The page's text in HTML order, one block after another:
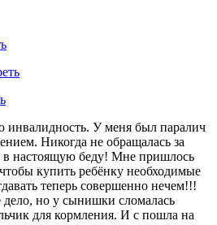
инвалидность. У меня был паралич
Никогда не обращалась за
настоящую беду! Мне пришлось
купить ребёнку необходимые
теперь совершенно нечем!!!
дело, но у сынишки сломалась
для кормления. И с пошла на